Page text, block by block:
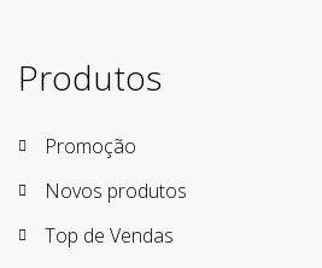
Produtos
Promoção
Novos produtos
Top de Vendas